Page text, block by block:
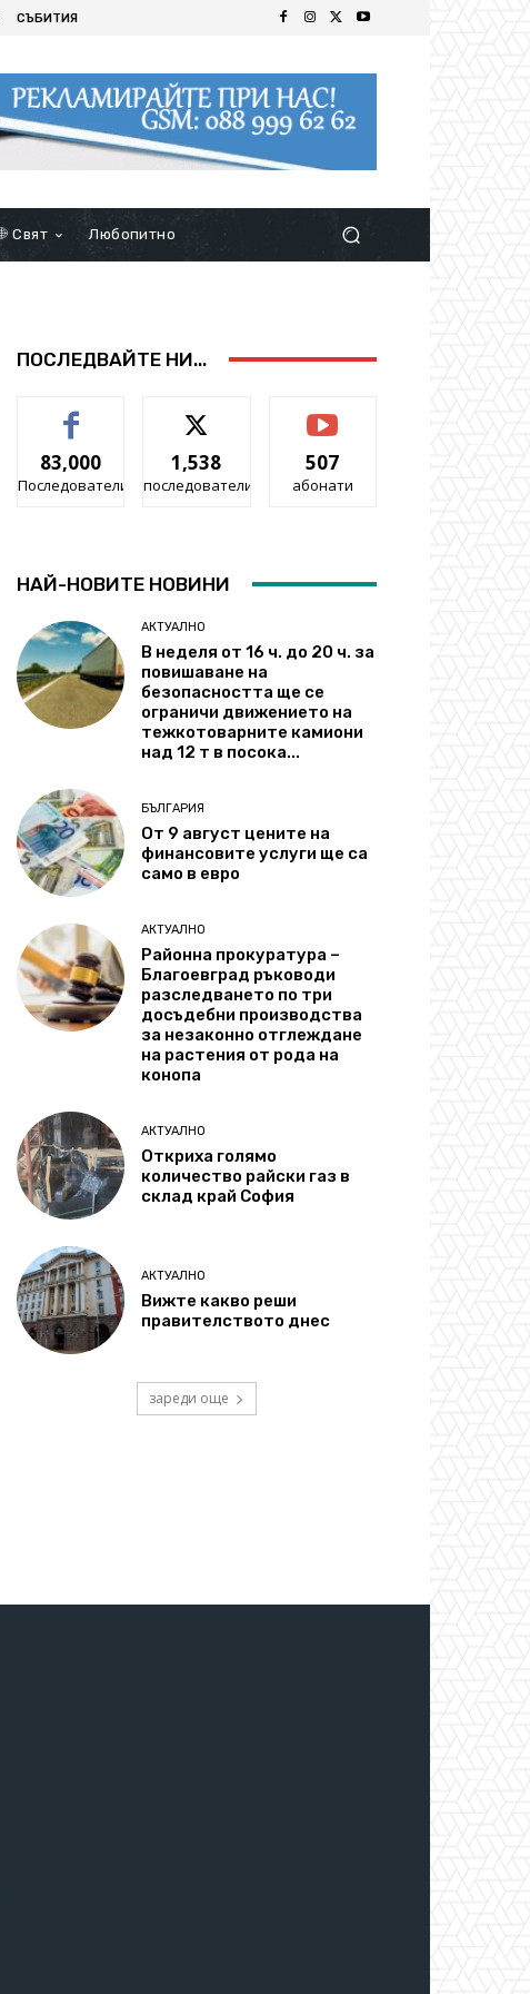
СЪБИТИЯ
Свят Любопитно
ПОСЛЕДВАЙТЕ НИ...
83,000
Последователи
1,538
последователи
507
абонати
НАЙ-НОВИТЕ НОВИНИ
АКТУАЛНО
В неделя от 16 ч. до 20 ч. за
повишаване на
безопасността ще се
ограничи движението на
тежкотоварните камиони
над 12 т в посока...
БЪЛГАРИЯ
От 9 август цените на
финансовите услуги ще са
само в евро
АКТУАЛНО
Районна прокуратура –
Благоевград ръководи
разследването по три
досъдебни производства
за незаконно отглеждане
на растения от рода на
конопа
АКТУАЛНО
Откриха голямо
количество райски газ в
склад край София
АКТУАЛНО
Вижте какво реши
правителството днес
зареди още